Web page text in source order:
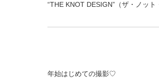
“THE KNOT DESIGN”（ザ・ノッ
年始はじめての撮影♡